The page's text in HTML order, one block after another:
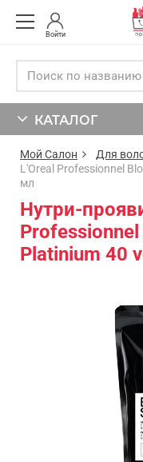
Войти
КАТАЛОГ
Мой Салон Для
L'Oreal Professionnel
мл
Нутри-
Platinium 40